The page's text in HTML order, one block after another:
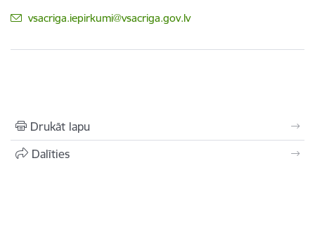
E-pasts:
vsacriga.iepirkumi@vsacriga.gov.lv
Drukāt lapu
Dalīties